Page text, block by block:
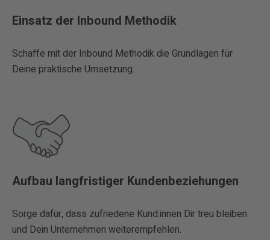
Einsatz der Inbound Methodik
Schaffe mit der Inbound Methodik die Grundlagen für
Deine praktische Umsetzung.
Aufbau langfristiger Kundenbeziehungen
Sorge dafür, dass zufriedene Kund:innen Dir treu bleiben
und Dein Unternehmen weiterempfehlen.